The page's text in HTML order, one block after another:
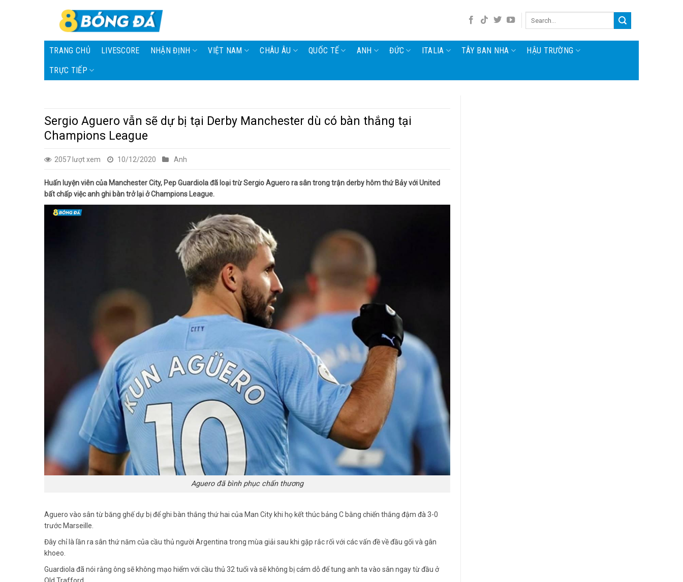
content
TRANG CHỦ
LIVESCORE NHẬN ĐỊNH VIỆT NAM CHÂU ÂU QUỐC TẾ ANH ĐỨC ITALIA TÂY BAN NHA HẬU TRƯỜNG
TRỰC TIẾP
Sergio Aguero vẫn sẽ dự bị tại Derby Manchester dù có bàn thắng tại
Champions League
2057 lượt xem 10/12/2020 Anh
Huấn luyện viên của Manchester City, Pep Guardiola đã loại trừ Sergio Aguero ra sân trong trận derby hôm thứ Bảy với United
bất chấp việc anh ghi bàn trở lại ở Champions League.
Aguero đã bình phục chấn thương
Aguero vào sân từ băng ghế dự bị để ghi bàn thắng thứ hai của Man City khi họ kết thúc bảng C bằng chiến thắng đậm đà 3-0
trước Marseille.
Đây chỉ là lần ra sân thứ năm của cầu thủ người Argentina trong mùa giải sau khi gặp rắc rối với các vấn đề về đầu gối và gân
khoeo.
Guardiola đã nói rằng ông sẽ không mạo hiểm với cầu thủ 32 tuổi và sẽ không bị cám dỗ để tung anh ta vào sân ngay từ đầu ở